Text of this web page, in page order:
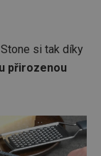
si tak díky
přirozenou